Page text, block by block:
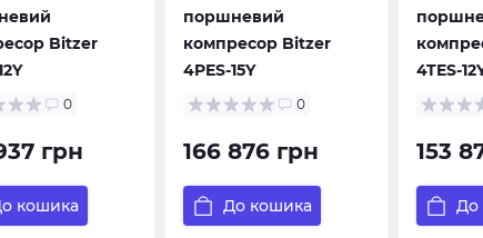
Bitzer
0
грн
кошика
поршневий
компресор Bitzer
4PES-15Y
0
166 876 грн
До кошика
4TES-
153
До